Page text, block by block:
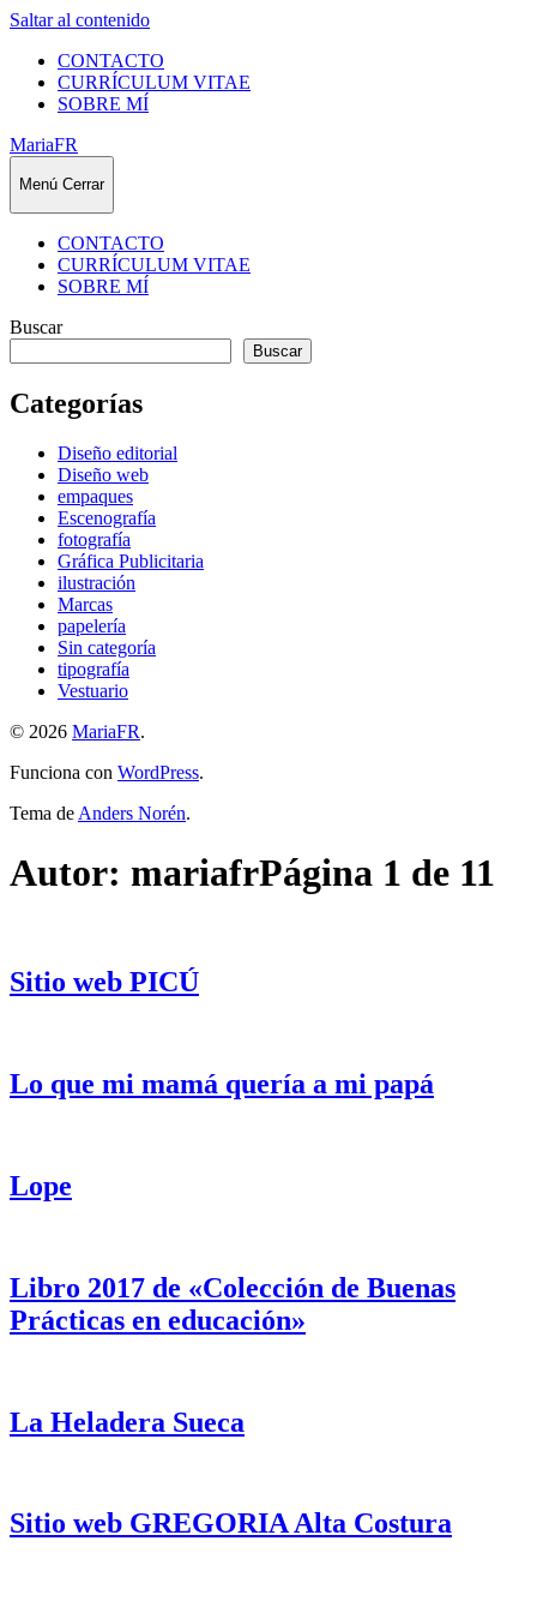
Saltar al contenido
CONTACTO
CURRÍCULUM VITAE
SOBRE MÍ
MariaFR
Menú Cerrar
CONTACTO
CURRÍCULUM VITAE
SOBRE MÍ
Buscar
Buscar
Categorías
Diseño editorial
Diseño web
empaques
Escenografía
fotografía
Gráfica Publicitaria
ilustración
Marcas
papelería
Sin categoría
tipografía
Vestuario
© 2026 MariaFR.
Funciona con WordPress.
Tema deAnders Norén.
Autor: mariafrPágina 1 de 11
Sitio web PICÚ
Lo que mi mamá quería a mi papá
Lope
Libro 2017 de «Colección de Buenas
Prácticas en educación»
La Heladera Sueca
Sitio web GREGORIA Alta Costura